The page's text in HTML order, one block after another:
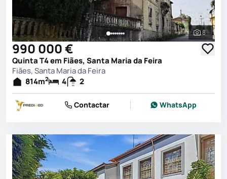
Ver
8
990 000 €
Quinta T4 em Fiães, Santa Maria da Feira
Fiães, Santa Maria da Feira
814m2 4 2
Contactar WhatsApp